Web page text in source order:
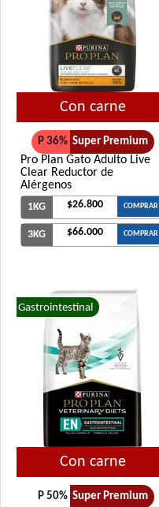
Con carne
P 36% Super Premium
Pro Plan Gato Adulto Live
Clear Reductor de
Alérgenos
1KG $26.800 COMPRAR
3KG $66.000 COMPRAR
Gastrointestinal
Con carne
P 50% Super Premium